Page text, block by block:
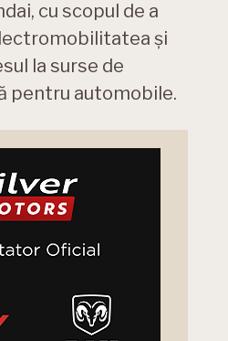
cu scopul de a
și
la surse de
pentru automobile.